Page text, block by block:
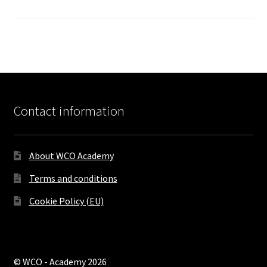
Contact information
About WCO Academy
Terms and conditions
Cookie Policy (EU)
© WCO - Academy 2026